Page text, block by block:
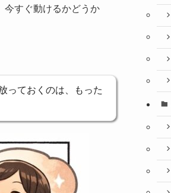
今すぐ動けるかどうか
っておくのは、もった